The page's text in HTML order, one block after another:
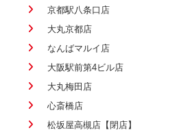
京都駅八条口店
大丸京都店
なんばマルイ店
大阪駅前第4ビル店
大丸梅田店
心斎橋店
松坂屋高槻店【閉店】